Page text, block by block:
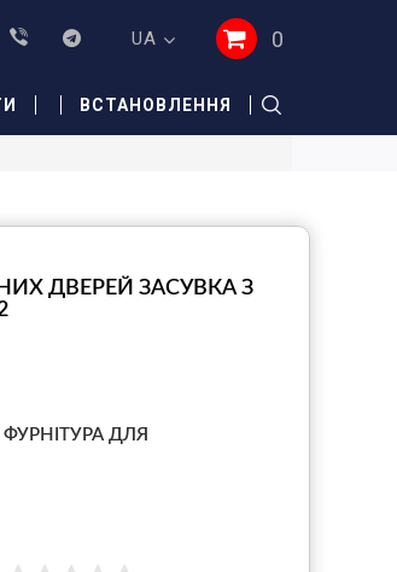
UA 0
ВСТАНОВЛЕННЯ
ДВЕРЕЙ ЗАСУВКА З
ФУРНІТУРА ДЛЯ